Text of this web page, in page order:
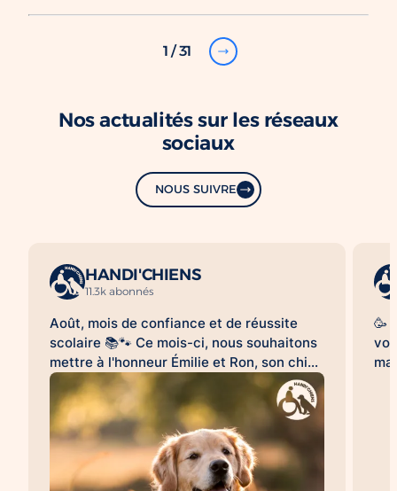
1 / 31
Nos actualités sur les réseaux
sociaux
NOUS SUIVRE
HANDI'CHIENS
11.3k abonnés
Août, mois de confiance et de réussite
scolaire 📚🐾 Ce mois-ci, nous souhaitons
mettre à l'honneur Émilie et Ron, son chien
d'assistance à la réussite scolaire
HANDI'CHIENS 💛 Au quotidien, Ron
accompagne Émilie dans son collège et
l'aide à évoluer dans un environnement
scolaire avec davantage de sérénité, de
confiance et d'apaisement. Sa présence
🥳